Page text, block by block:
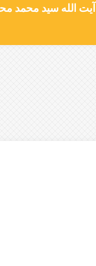
الله سید محمد